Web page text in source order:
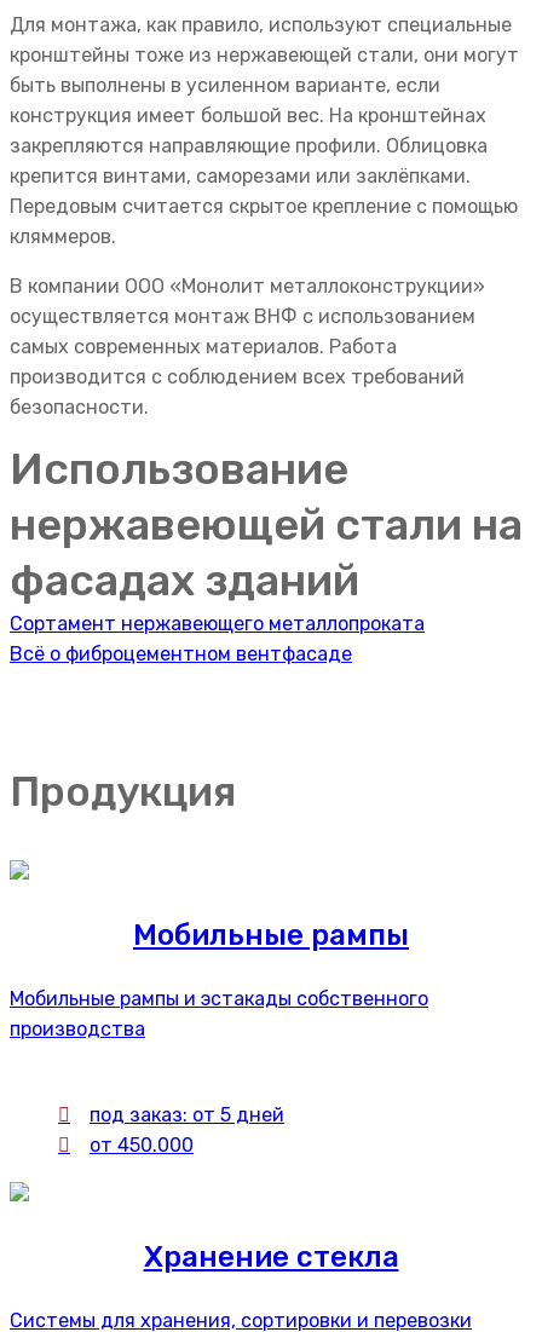
Для монтажа, как правило, используют специальные
кронштейны тоже из нержавеющей стали, они могут
быть выполнены в усиленном варианте, если
конструкция имеет большой вес. На кронштейнах
закрепляются направляющие профили. Облицовка
крепится винтами, саморезами или заклёпками.
Передовым считается скрытое крепление с помощью
кляммеров.
В компании ООО «Монолит металлоконструкции»
осуществляется монтаж ВНФ с использованием
самых современных материалов. Работа
производится с соблюдением всех требований
безопасности.
Использование
нержавеющей стали на
фасадах зданий
Навигация
Сортамент нержавеющего металлопроката
Всё о фиброцементном вентфасаде
Продукция
Мобильные рампы
Мобильные рампы и эстакады собственного
производства
под заказ: от 5 дней
от 450.000
Хранение стекла
Системы для хранения, сортировки и перевозки